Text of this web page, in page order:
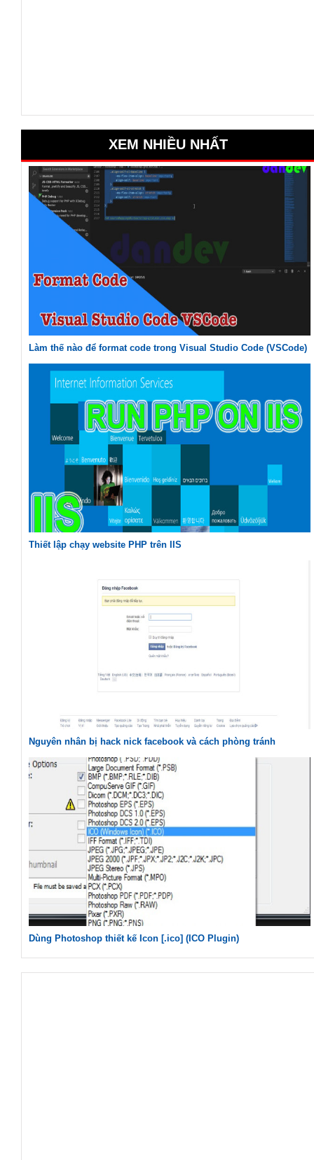
XEM NHIỀU NHẤT
Làm thế nào để format code trong Visual Studio Code (VSCode)
Thiết lập chạy website PHP trên IIS
Nguyên nhân bị hack nick facebook và cách phòng tránh
Dùng Photoshop thiết kế Icon [.ico] (ICO Plugin)